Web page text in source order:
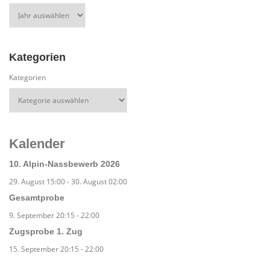
Kategorien
Kategorien
Kalender
10. Alpin-Nassbewerb 2026
29. August 15:00-30. August 02:00
Gesamtprobe
9. September 20:15 -22:00
Zugsprobe 1. Zug
15. September 20:15 -22:00